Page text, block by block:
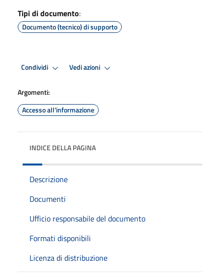
Tipi di documento:
Documento (tecnico) di supporto
Condividi Vedi azioni
Argomenti:
Accesso all'informazione
INDICE DELLA PAGINA
Descrizione
Documenti
Ufficio responsabile del documento
Formati disponibili
Licenza di distribuzione